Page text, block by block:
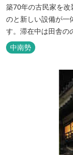
築70年の古民家を
のと新しい設備が一
す。滞在中は田舎の
しみください。 【時間】 《 チェックイン 》 15：00～20：00の間
にお願いいたします。 《 チェ
料金】 一日一組様
中南勢